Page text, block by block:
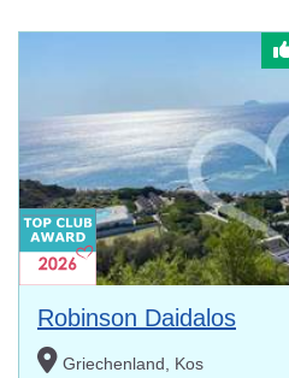
Robinson Daidalos
Griechenland, Kos